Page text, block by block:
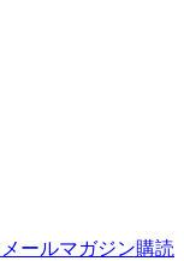
メールマガジン購読